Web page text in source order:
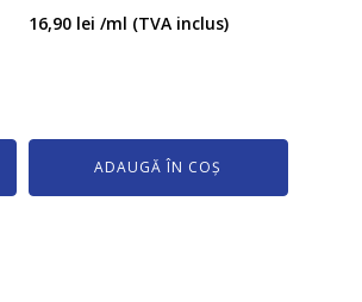
16,90 lei /ml (TVA inclus)
ADAUGĂ ÎN COȘ